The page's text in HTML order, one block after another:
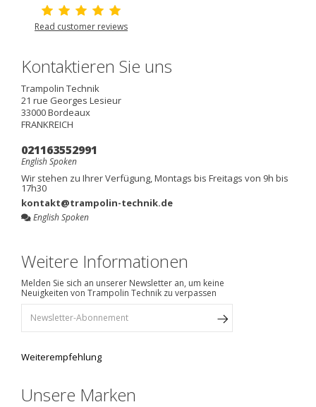
Read customer reviews
Kontaktieren Sie uns
Trampolin Technik
21 rue Georges Lesieur
33000Bordeaux
FRANKREICH
021163552991
English Spoken
Wir stehen zu Ihrer Verfügung, Montags bis Freitags von 9h bis
17h30
kontakt@trampolin-technik.de
English Spoken
Weitere Informationen
Melden Sie sich an unserer Newsletter an, um keine
Neuigkeiten von Trampolin Technik zu verpassen
Weiterempfehlung
Unsere Marken